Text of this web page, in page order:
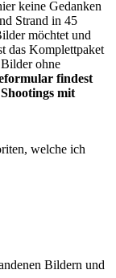
keine Gedanken
Strand in 45
möchtet und
das Komplettpaket
ohne
findest
mit
welche ich
Bildern und